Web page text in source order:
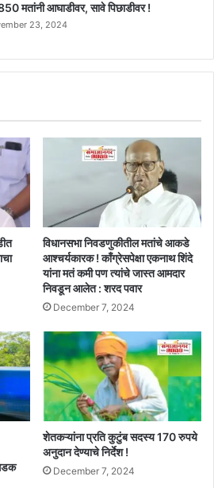
मतांनी आघाडीवर, सावे पिछाडीवर !
23, 2024
विधानसभा निवडणुकीतील मतांचे आकडे
आश्चर्यकारक ! काँग्रेसपेक्षा एकनाथ शिंदे
यांना मतं कमी पण त्यांचे जास्त आमदार
निवडून आलेत : शरद पवार
December 7, 2024
शेतकऱ्यांना प्रति कुटुंब सदस्य 170 रुपये
अनुदान देण्याचे निर्देश !
December 7, 2024